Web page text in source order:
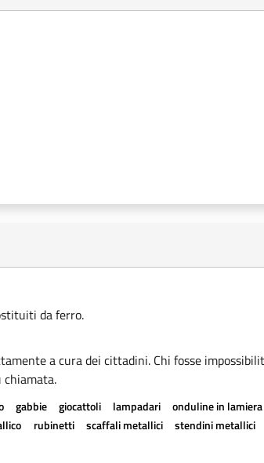
da ferro.
a cura dei cittadini. Chi fosse
gabbie giocattoli lampadari
onduline in lamiera
rubinetti scaffali metallici
stendini metallici